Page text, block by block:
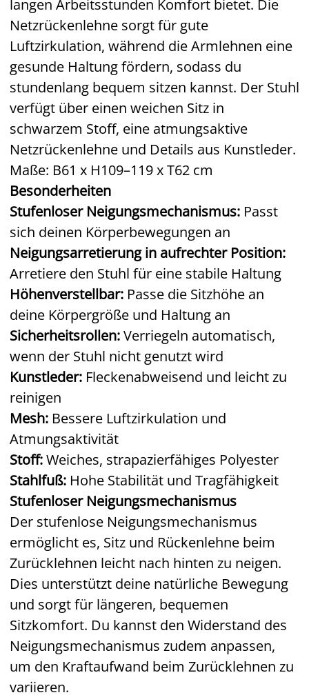
langen Arbeitsstunden Komfort bietet. Die
Netzrückenlehne sorgt für gute
Luftzirkulation, während die Armlehnen eine
gesunde Haltung fördern, sodass du
stundenlang bequem sitzen kannst. Der Stuhl
verfügt über einen weichen Sitz in
schwarzem Stoff, eine atmungsaktive
Netzrückenlehne und Details aus Kunstleder.
Maße: B61 x H109–119 x T62 cm
Besonderheiten
Stufenloser Neigungsmechanismus: Passt
sich deinen Körperbewegungen an
Neigungsarretierung in aufrechter Position:
Arretiere den Stuhl für eine stabile Haltung
Höhenverstellbar: Passe die Sitzhöhe an
deine Körpergröße und Haltung an
Sicherheitsrollen:Verriegeln automatisch,
wenn der Stuhl nicht genutzt wird
Kunstleder: Fleckenabweisend und leicht zu
reinigen
Mesh: Bessere Luftzirkulation und
Atmungsaktivität
Stoff:Weiches, strapazierfähiges Polyester
Stahlfuß: Hohe Stabilität und Tragfähigkeit
Stufenloser Neigungsmechanismus
Der stufenlose Neigungsmechanismus
ermöglicht es, Sitz und Rückenlehne beim
Zurücklehnen leicht nach hinten zu neigen.
Dies unterstützt deine natürliche Bewegung
und sorgt für längeren, bequemen
Sitzkomfort. Du kannst den Widerstand des
Neigungsmechanismus zudem anpassen,
um den Kraftaufwand beim Zurücklehnen zu
variieren.